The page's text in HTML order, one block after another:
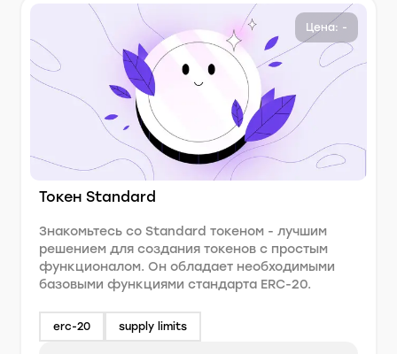
Цена: -
Токен Standard
Знакомьтесь со Standard токеном - лучшим
решением для создания токенов с простым
функционалом. Он обладает необходимыми
базовыми функциями стандарта ERC-20.
erc-20 supply limits